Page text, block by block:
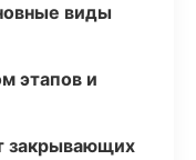
виды
этапов и
закрывающих